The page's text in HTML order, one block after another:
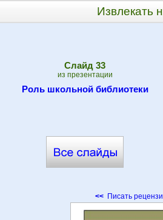
Извлекать
Cлайд 33
из презентации
Роль школьной библиотеки
<< Писать